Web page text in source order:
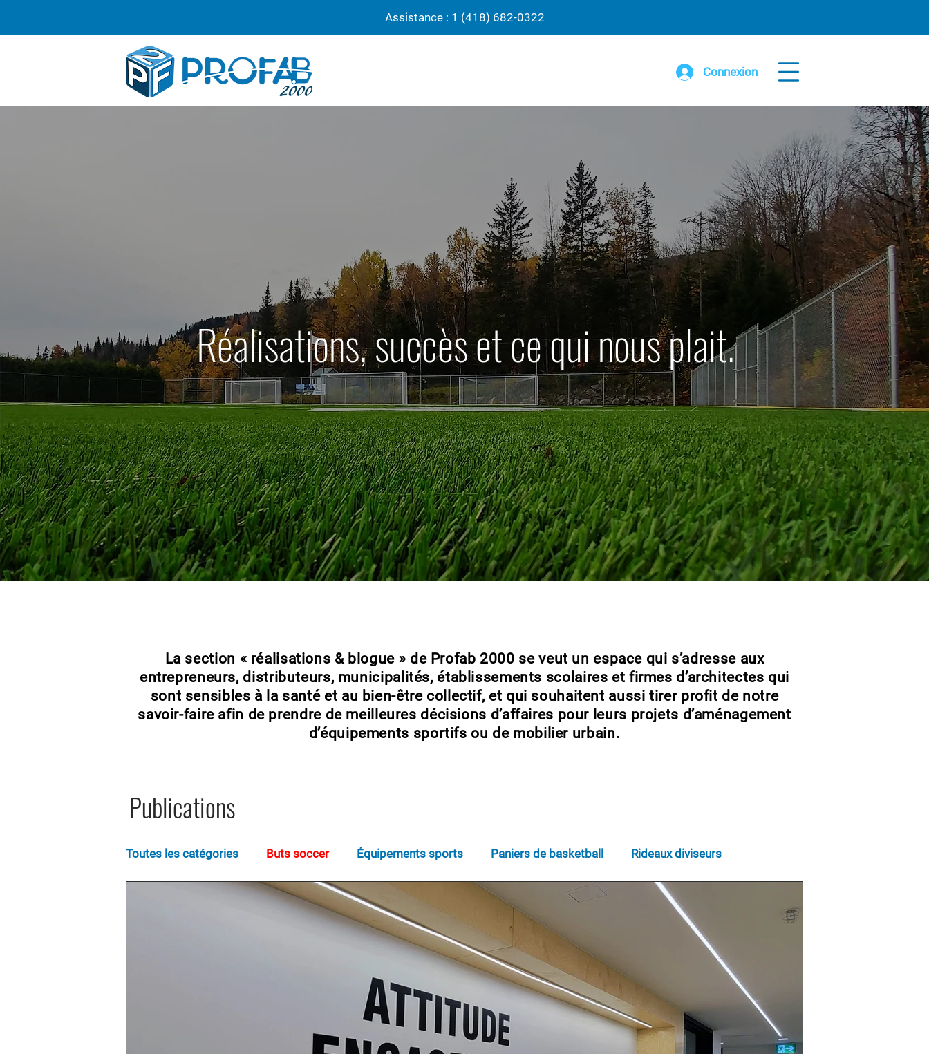
Assistance : 1 (418) 682-0322
Connexion
Réalisations, succès et ce qui nous plait.
La section « réalisations & blogue » de Profab 2000 se veut un espace qui s’adresse aux
entrepreneurs, distributeurs, municipalités, établissements scolaires et firmes d’architectes qui
sont sensibles à la santé et au bien-être collectif, et qui souhaitent aussi tirer profit de notre
savoir-faire afin de prendre de meilleures décisions d’affaires pour leurs projets d’aménagement
d’équipements sportifs ou de mobilier urbain.
Publications
Toutes les catégories Buts soccer Équipements sports Paniers de basketball Rideaux diviseurs
Pickleball DekHockey Rouli-rampe Bancs de joueurs
Pavillon - gazébo Gradins extérieurs Buts de football
Abris d'officiels